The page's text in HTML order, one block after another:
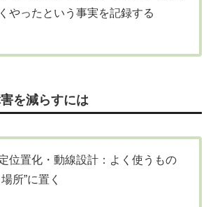
やったという事実を記録する
を減らすには
位置化・動線設計：よく使うもの
所”に置く